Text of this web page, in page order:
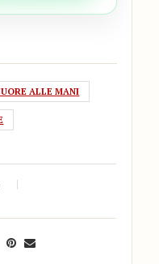
ALLE MANI